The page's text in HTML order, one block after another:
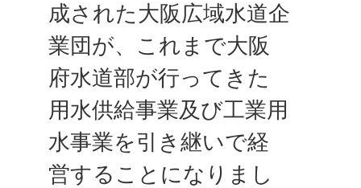
成された大阪広域水道企
業団が、これまで大阪
府水道部が行ってきた
用水供給事業及び工業用
水事業を引き継いで経
営することになりまし